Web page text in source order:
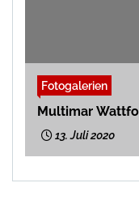
Fotogalerien
Multimar
13. Juli 2020